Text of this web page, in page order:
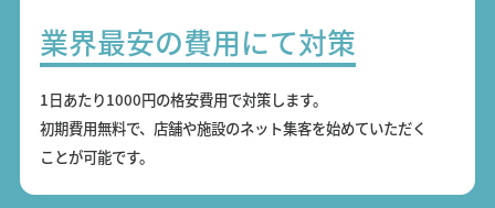
業界最安の費用にて対策
1日あたり1000円の格安費用で対策します。
初期費用無料で、店舗や施設のネット集客を始めていただく
ことが可能です。